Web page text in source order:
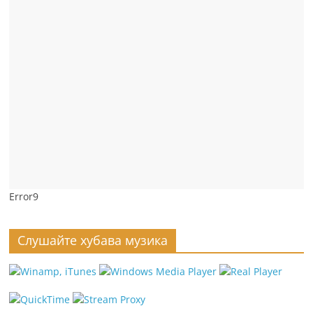
Error9
Слушайте хубава музика